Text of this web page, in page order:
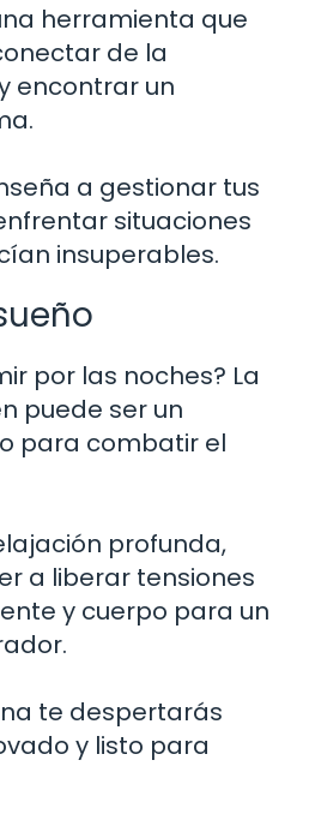
herramienta que
de la
encontrar un
a gestionar tus
situaciones
insuperables.
por las noches? La
puede ser un
para combatir el
profunda,
a liberar tensiones
y cuerpo para un
te despertarás
y listo para